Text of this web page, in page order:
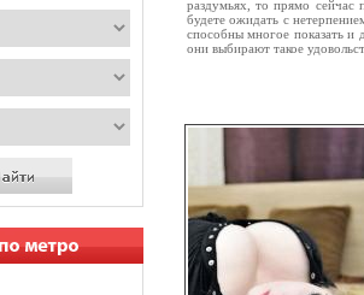
раздумьях, то прямо сейчас
будете ожидать с
способны многое показать и
они выбирают такое